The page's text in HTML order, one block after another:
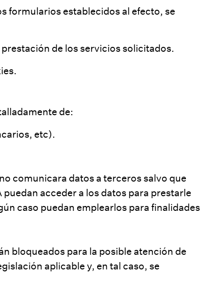
formularios establecidos al efecto, se
de los servicios solicitados.
.
de:
etc).
comunicara datos a terceros salvo que
acceder a los datos para prestarle
caso puedan emplearlos para finalidades
bloqueados para la posible atención de
aplicable y, en tal caso, se